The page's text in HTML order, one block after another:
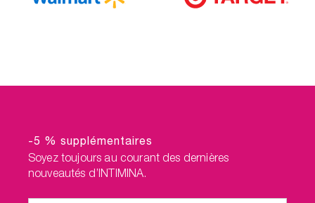
-5 % supplémentaires
Soyez toujours au courant des dernières
nouveautés d’INTIMINA.